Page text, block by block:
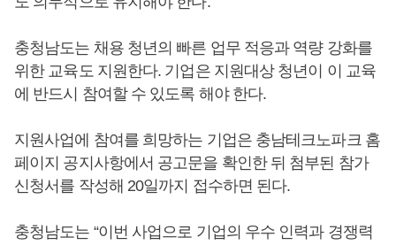
충청남도는 채용 청년의 빠른 업무 적응과 역량 강화를
위한 교육도 지원한다. 기업은 지원대상 청년이 이 교육
에 반드시 참여할 수 있도록 해야 한다.
지원사업에 참여를 희망하는 기업은 충남테크노파크 홈
페이지 공지사항에서 공고문을 확인한 뒤 첨부된 참가
신청서를 작성해 20일까지 접수하면 된다.
충청남도는 “이번 사업으로 기업의 우수 인력과 경쟁력